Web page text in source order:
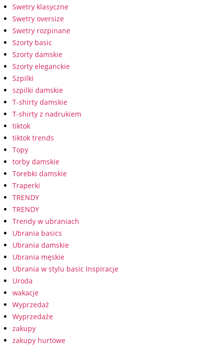
Swetry klasyczne
Swetry oversize
Swetry rozpinane
Szorty basic
Szorty damskie
Szorty eleganckie
Szpilki
szpilki damskie
T-shirty damskie
T-shirty z nadrukiem
tiktok
tiktok trends
Topy
torby damskie
Torebki damskie
Traperki
TRENDY
TRENDY
Trendy w ubraniach
Ubrania basics
Ubrania damskie
Ubrania męskie
Ubrania w stylu basic Inspiracje
Uroda
wakacje
Wyprzedaż
Wyprzedaże
zakupy
zakupy hurtowe